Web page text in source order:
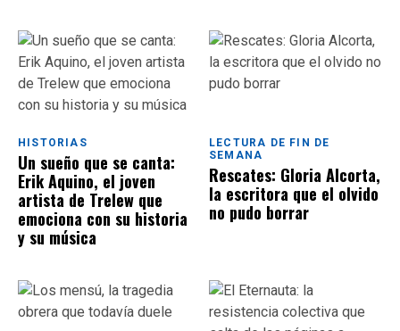
HISTORIAS
Un sueño que se canta:
Erik Aquino, el joven
artista de Trelew que
emociona con su historia
y su música
LECTURA DE FIN DE
SEMANA
Rescates: Gloria Alcorta,
la escritora que el olvido
no pudo borrar